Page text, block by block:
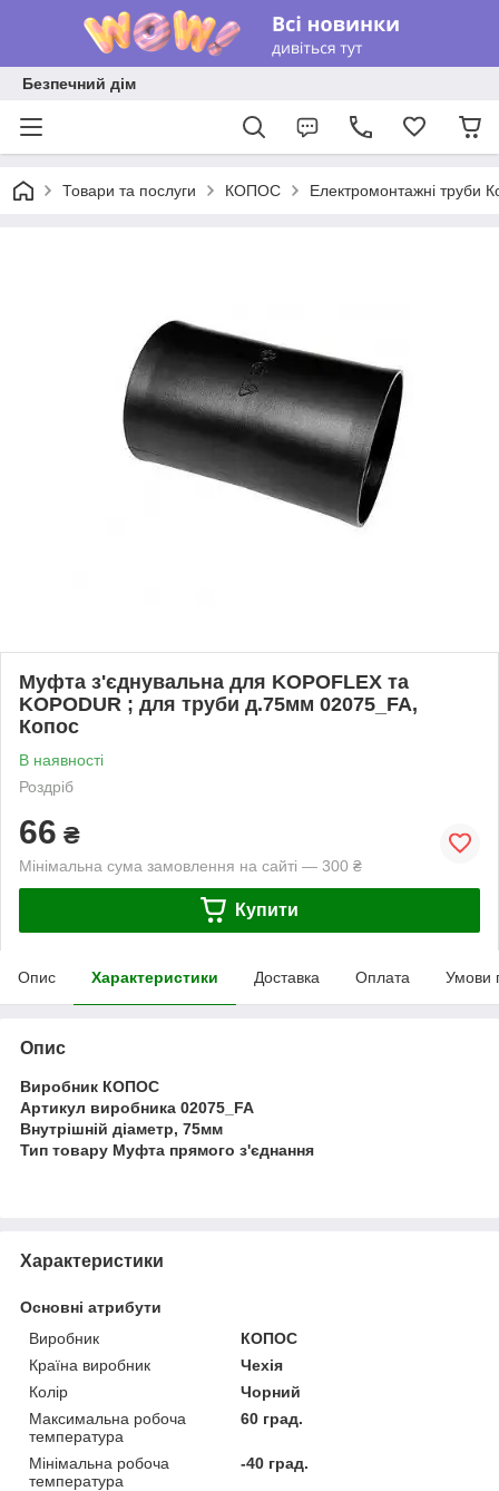
Безпечний дім
Товари та послуги КОПОС Електромонтажні труби
Муфта з'єднувальна для KOPOFLEX та
KOPODUR ; для труби д.75мм 02075_FA,
Копос
В наявності
Роздріб
66 ₴
Мінімальна сума замовлення на сайті — 300 ₴
Купити
Опис Характеристики Доставка Оплата Умови
Опис
Виробник КОПОС
Артикул виробника 02075_FA
Внутрішній діаметр, 75мм
Тип товару Муфта прямого з'єднання
Характеристики
Основні атрибути
Виробник
КОПОС
Країна виробник
Чехія
Колір
Чорний
Максимальна робоча
температура
60 град.
Мінімальна робоча
температура
-40 град.